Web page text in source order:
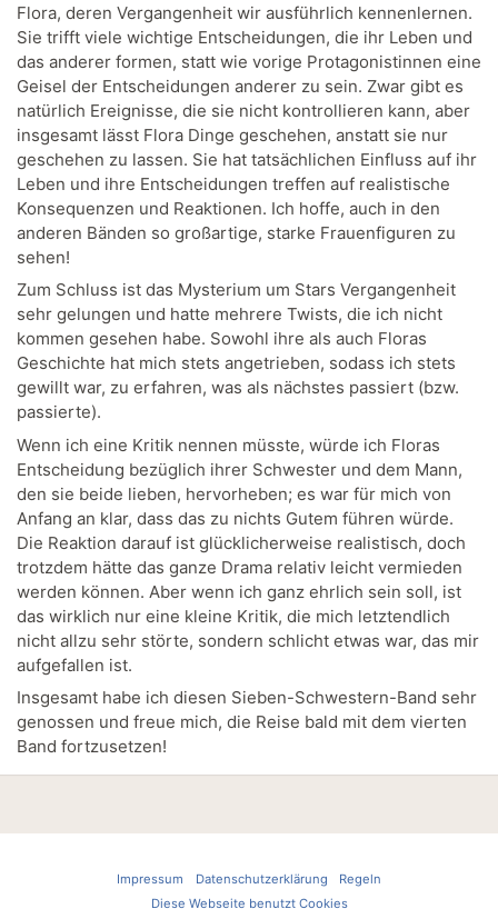
Flora, deren Vergangenheit wir ausführlich kennenlernen.
Sie trifft viele wichtige Entscheidungen, die ihr Leben und
das anderer formen, statt wie vorige Protagonistinnen eine
Geisel der Entscheidungen anderer zu sein. Zwar gibt es
natürlich Ereignisse, die sie nicht kontrollieren kann, aber
insgesamt lässt Flora Dinge geschehen, anstatt sie nur
geschehen zu lassen. Sie hat tatsächlichen Einfluss auf ihr
Leben und ihre Entscheidungen treffen auf realistische
Konsequenzen und Reaktionen. Ich hoffe, auch in den
anderen Bänden so großartige, starke Frauenfiguren zu
sehen!
Zum Schluss ist das Mysterium um Stars Vergangenheit
sehr gelungen und hatte mehrere Twists, die ich nicht
kommen gesehen habe. Sowohl ihre als auch Floras
Geschichte hat mich stets angetrieben, sodass ich stets
gewillt war, zu erfahren, was als nächstes passiert (bzw.
passierte).
Wenn ich eine Kritik nennen müsste, würde ich Floras
Entscheidung bezüglich ihrer Schwester und dem Mann,
den sie beide lieben, hervorheben; es war für mich von
Anfang an klar, dass das zu nichts Gutem führen würde.
Die Reaktion darauf ist glücklicherweise realistisch, doch
trotzdem hätte das ganze Drama relativ leicht vermieden
werden können. Aber wenn ich ganz ehrlich sein soll, ist
das wirklich nur eine kleine Kritik, die mich letztendlich
nicht allzu sehr störte, sondern schlicht etwas war, das mir
aufgefallen ist.
Insgesamt habe ich diesen Sieben-Schwestern-Band sehr
genossen und freue mich, die Reise bald mit dem vierten
Band fortzusetzen!
Impressum Datenschutzerklärung
Regeln
Diese Webseite benutzt Cookies